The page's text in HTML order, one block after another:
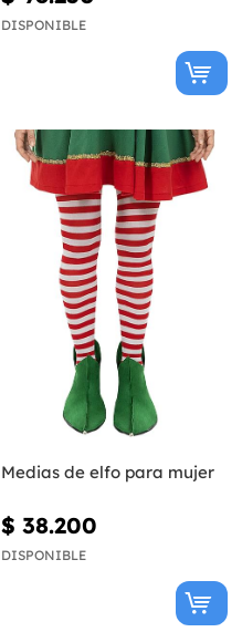
DISPONIBLE
Medias de elfo para mujer
$ 38.200
DISPONIBLE